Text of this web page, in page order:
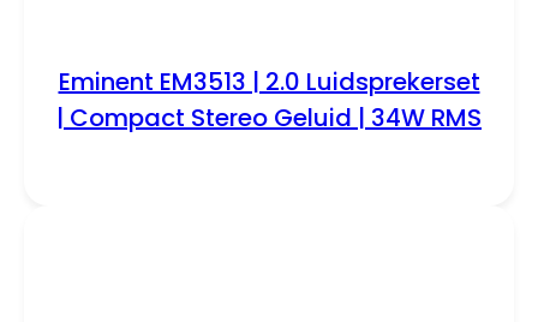
Eminent EM3513 | 2.0 Luidsprekerset
| Compact Stereo Geluid | 34W RMS